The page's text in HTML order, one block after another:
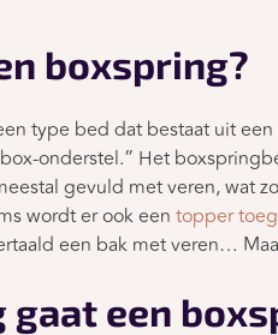
boxspring?
type bed dat bestaat uit
onderstel.” Het
gevuld met veren, wat
wordt er ook een topper
een bak met veren…
gaat een